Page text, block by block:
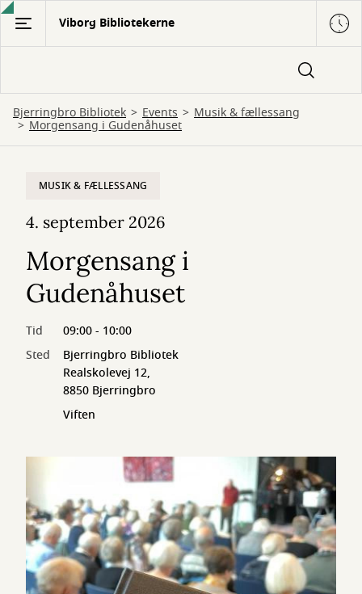
Gå
hovedindhold
Viborg Bibliotekerne
Bjerringbro Bibliotek Events Musik & fællessang
Morgensang i Gudenåhuset
MUSIK & FÆLLESSANG
4. september 2026
Morgensang i
Gudenåhuset
Tid
09:00 - 10:00
Sted
Bjerringbro Bibliotek
Realskolevej 12,
8850 Bjerringbro
Viften